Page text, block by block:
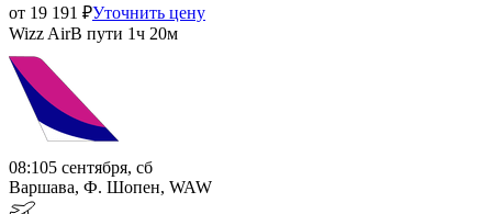
от 19 191 ₽Уточнить цену
Wizz AirВ пути 1ч 20м
08:105 сентября, сб
Варшава, Ф. Шопен, WAW